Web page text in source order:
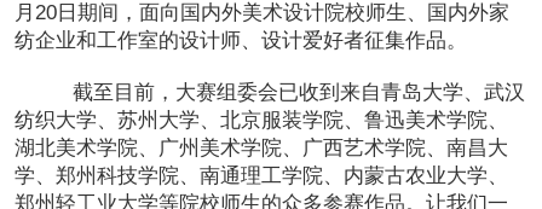
月20日期间，面向国内外美术设计院校师生、国内外家
纺企业和工作室的设计师、设计爱好者征集作品。
截至目前，大赛组委会已收到来自青岛大学、武汉
纺织大学、苏州大学、北京服装学院、鲁迅美术学院、
湖北美术学院、广州美术学院、广西艺术学院、南昌大
学、郑州科技学院、南通理工学院、内蒙古农业大学、
郑州轻工业大学等院校师生的众多参赛作品。让我们一